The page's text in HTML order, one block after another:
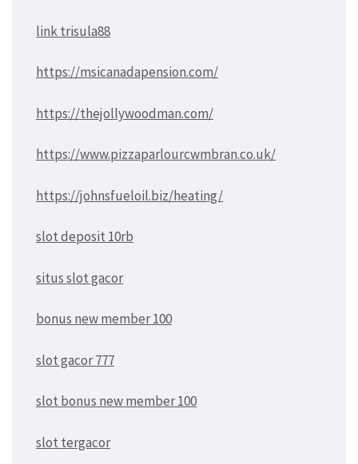
link trisula88
https://msicanadapension.com/
https://thejollywoodman.com/
https://www.pizzaparlourcwmbran.co.uk/
https://johnsfueloil.biz/heating/
slot deposit 10rb
situs slot gacor
bonus new member 100
slot gacor 777
slot bonus new member 100
slot tergacor